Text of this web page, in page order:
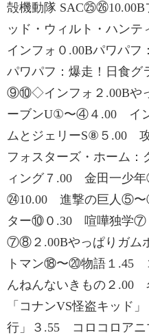
殻機動隊 SAC㉕㉖
ッド・ウィルト・ハン
インフォ０.00Bパワパフ
パワパフ：爆走！日食グ
⑨⑩◇インフォ２.00Bや
ーブンU①〜④４.00 イン
ムとジェリーS⑧５.00
フォスターズ・ホーム：
ィング７.00 金田一少年
㉔10.00 進撃の巨人⑤
ター⑩０.30 喧嘩独学⑦
⑦⑧２.00Bやっぱりガム
トマン⑱〜⑳物語１.45
んねんないきもの２.00
「コナンVS怪盗キッド
行」３.55 コロコロアニ